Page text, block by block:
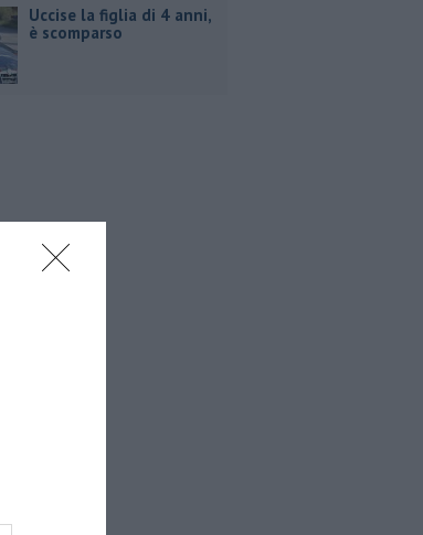
Uccise la figlia di 4 anni,
è scomparso